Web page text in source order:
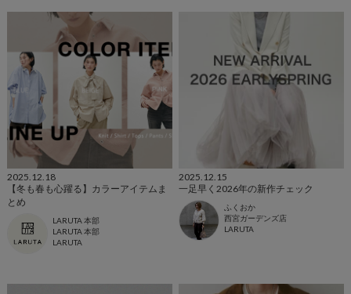
2025.12.18
【冬も春も心躍る】カラーアイテムま
とめ
LARUTA 本部
LARUTA 本部
LARUTA
2025.12.15
一足早く2026年の新作チェック
ふくおか
西宮ガーデンズ店
LARUTA